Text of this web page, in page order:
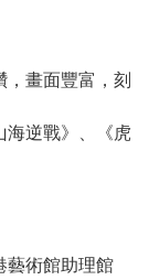
畫面豐富，刻
海逆戰》、《虎
藝術館助理館